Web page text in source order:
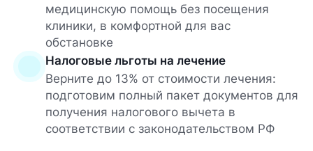
медицинскую помощь без посещения
клиники, в комфортной для вас
обстановке
Налоговые льготы на лечение
Верните до 13% от стоимости лечения:
подготовим полный пакет документов для
получения налогового вычета в
соответствии с законодательством РФ